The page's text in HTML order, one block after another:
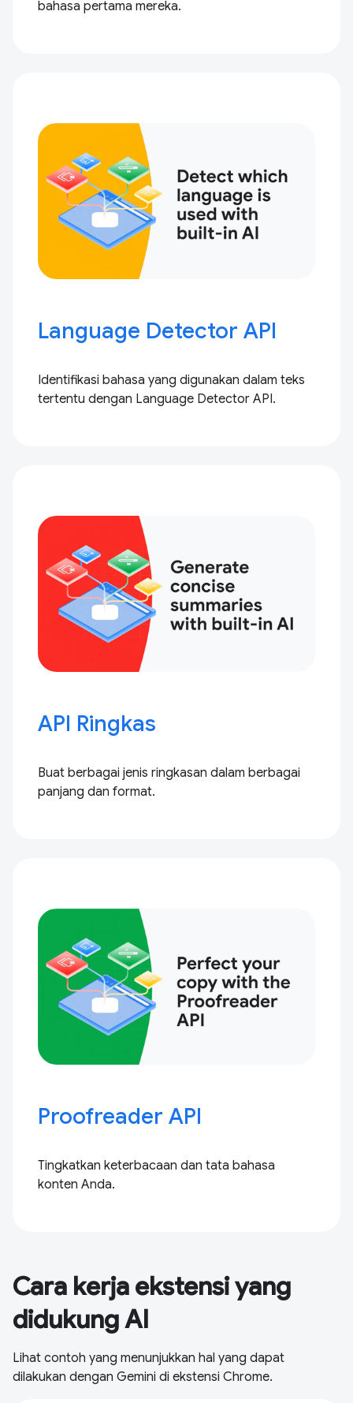
bahasa pertama mereka.
Language Detector API
Identifikasi bahasa yang digunakan dalam teks
tertentu dengan Language Detector API.
API Ringkas
Buat berbagai jenis ringkasan dalam berbagai
panjang dan format.
Proofreader API
Tingkatkan keterbacaan dan tata bahasa
konten Anda.
Cara kerja ekstensi yang
didukung AI
Lihat contoh yang menunjukkan hal yang dapat
dilakukan dengan Gemini di ekstensi Chrome.